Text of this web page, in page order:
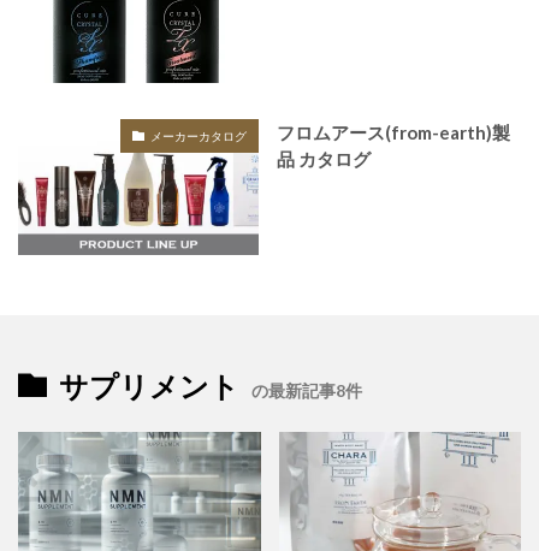
メーカーカタログ
フロムアース(from-earth)製
品 カタログ
サプリメント の最新記事8件